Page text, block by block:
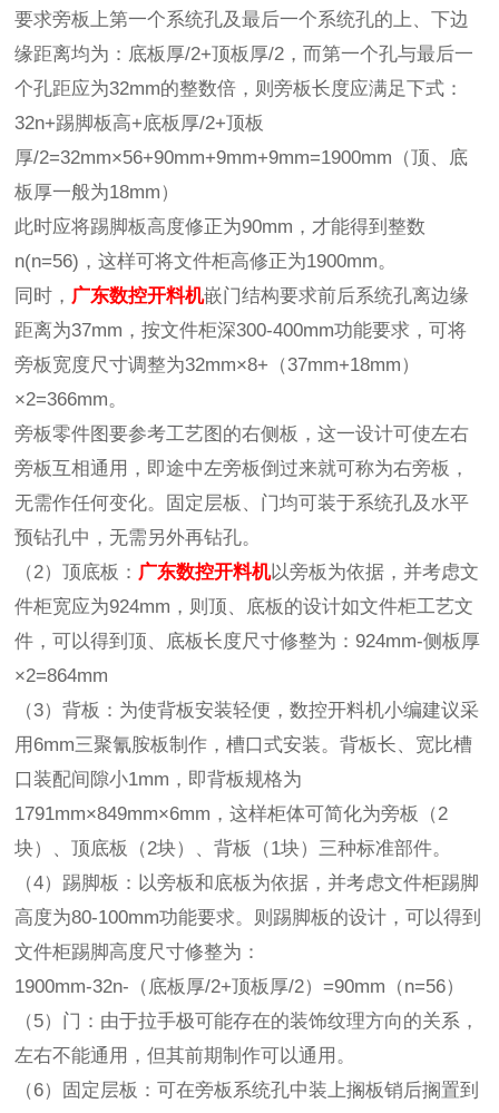
要求旁板上第一个系统孔及最后一个系统孔的上、下边
缘距离均为：底板厚/2+顶板厚/2，而第一个孔与最后一
个孔距应为32mm的整数倍，则旁板长度应满足下式：
32n+踢脚板高+底板厚/2+顶板
厚/2=32mm×56+90mm+9mm+9mm=1900mm（顶、底
板厚一般为18mm）
此时应将踢脚板高度修正为90mm，才能得到整数
n(n=56)，这样可将文件柜高修正为1900mm。
同时， 广东数控开料机嵌门结构要求前后系统孔离边缘
距离为37mm，按文件柜深300-400mm功能要求，可将
旁板宽度尺寸调整为32mm×8+（37mm+18mm）
×2=366mm。
旁板零件图要参考工艺图的右侧板，这一设计可使左右
旁板互相通用，即途中左旁板倒过来就可称为右旁板，
无需作任何变化。固定层板、门均可装于系统孔及水平
预钻孔中，无需另外再钻孔。
（2）顶底板： 广东数控开料机以旁板为依据，并考虑文
件柜宽应为924mm，则顶、底板的设计如文件柜工艺文
件，可以得到顶、底板长度尺寸修整为：924mm-侧板厚
×2=864mm
（3）背板：为使背板安装轻便，数控开料机小编建议采
用6mm三聚氰胺板制作，槽口式安装。背板长、宽比槽
口装配间隙小1mm，即背板规格为
1791mm×849mm×6mm，这样柜体可简化为旁板（2
块）、顶底板（2块）、背板（1块）三种标准部件。
（4）踢脚板：以旁板和底板为依据，并考虑文件柜踢脚
高度为80-100mm功能要求。则踢脚板的设计，可以得到
文件柜踢脚高度尺寸修整为：
1900mm-32n-（底板厚/2+顶板厚/2）=90mm（n=56）
（5）门：由于拉手极可能存在的装饰纹理方向的关系，
左右不能通用，但其前期制作可以通用。
（6）固定层板：可在旁板系统孔中装上搁板销后搁置到